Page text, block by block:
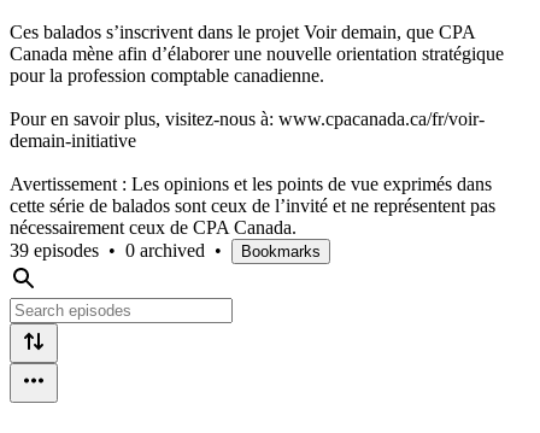
Ces balados s’inscrivent dans le projet Voir demain, que CPA
Canada mène afin d’élaborer une nouvelle orientation stratégique
pour la profession comptable canadienne.
Pour en savoir plus, visitez-nous à: www.cpacanada.ca/fr/voir-
demain-initiative
Avertissement : Les opinions et les points de vue exprimés dans
cette série de balados sont ceux de l’invité et ne représentent pas
nécessairement ceux de CPA Canada.
39 episodes • 0 archived • Bookmarks